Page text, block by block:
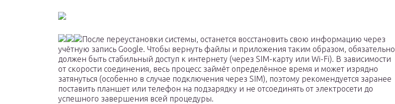
После переустановки системы, останется восстановить свою информацию через
учётную запись Google. Чтобы вернуть файлы и приложения таким образом, обязательно
должен быть стабильный доступ к интернету (через SIM-карту или Wi-Fi). В зависимости
от скорости соединения, весь процесс займёт определённое время и может изрядно
затянуться (особенно в случае подключения через SIM), поэтому рекомендуется заранее
поставить планшет или телефон на подзарядку и не отсоединять от электросети до
успешного завершения всей процедуры.